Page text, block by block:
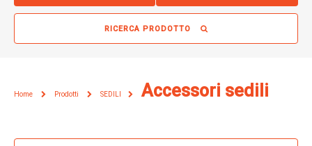
RICERCA PRODOTTO
Home Prodotti SEDILI Accessori sedili